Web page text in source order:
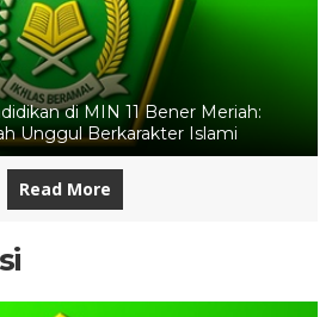
di MIN 11 Bener Meriah:
Unggul Berkarakter Islami
Read More